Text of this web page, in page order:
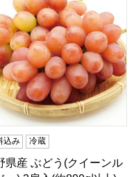
込み 冷蔵
県産 ぶどう(クイーンル